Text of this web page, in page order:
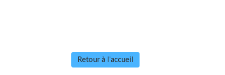
Retour à l'accueil